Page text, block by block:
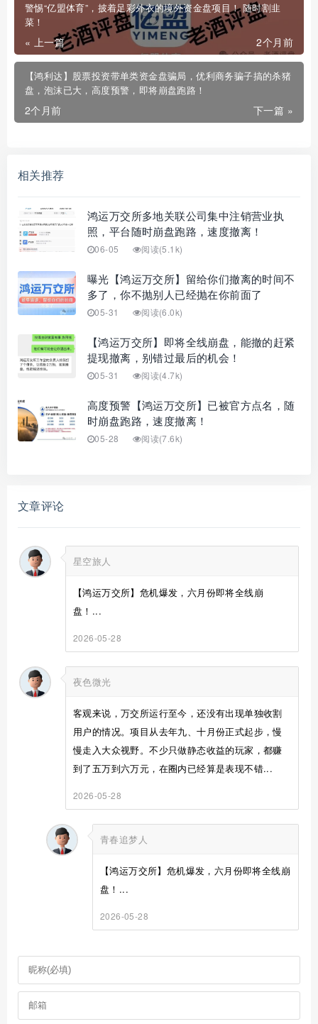
警惕“亿盟体育”，披着足彩外衣的境外资金盘项目！ 随时割韭
菜！
« 上一篇 2个月前
【鸿利达】股票投资带单类资金盘骗局，优利商务骗子搞的杀猪
盘，泡沫已大，高度预警，即将崩盘跑路！
下一篇 »
2个月前
相关推荐
鸿运万交所多地关联公司集中注销营业执
照，平台随时崩盘跑路，速度撤离！
06-05 阅读(5.1k)
曝光【鸿运万交所】留给你们撤离的时间不
多了，你不抛别人已经抛在你前面了
05-31 阅读(6.0k)
【鸿运万交所】即将全线崩盘，能撤的赶紧
提现撤离，别错过最后的机会！
05-31 阅读(4.7k)
高度预警【鸿运万交所】已被官方点名，随
时崩盘跑路，速度撤离！
05-28 阅读(7.6k)
文章评论
星空旅人
【鸿运万交所】危机爆发，六月份即将全线崩
盘！...
2026-05-28
夜色微光
客观来说，万交所运行至今，还没有出现单独收割
用户的情况。项目从去年九、十月份正式起步，慢
慢走入大众视野。不少只做静态收益的玩家，都赚
到了五万到六万元，在圈内已经算是表现不错...
2026-05-28
青春追梦人
【鸿运万交所】危机爆发，六月份即将全线崩
盘！...
2026-05-28